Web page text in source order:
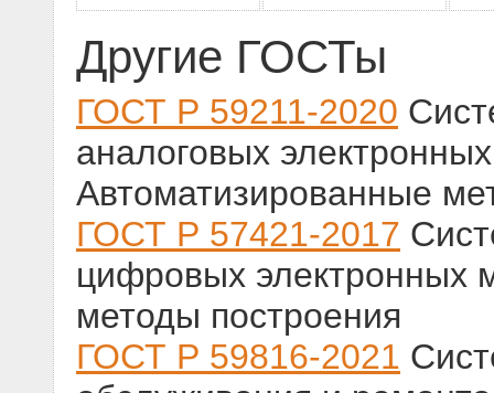
Другие ГОСТы
ГОСТ Р 59211-2020
аналоговых
Автоматизированные
ГОСТ Р 57421-2017
цифровых электронных
методы построения
ГОСТ Р 59816-2021